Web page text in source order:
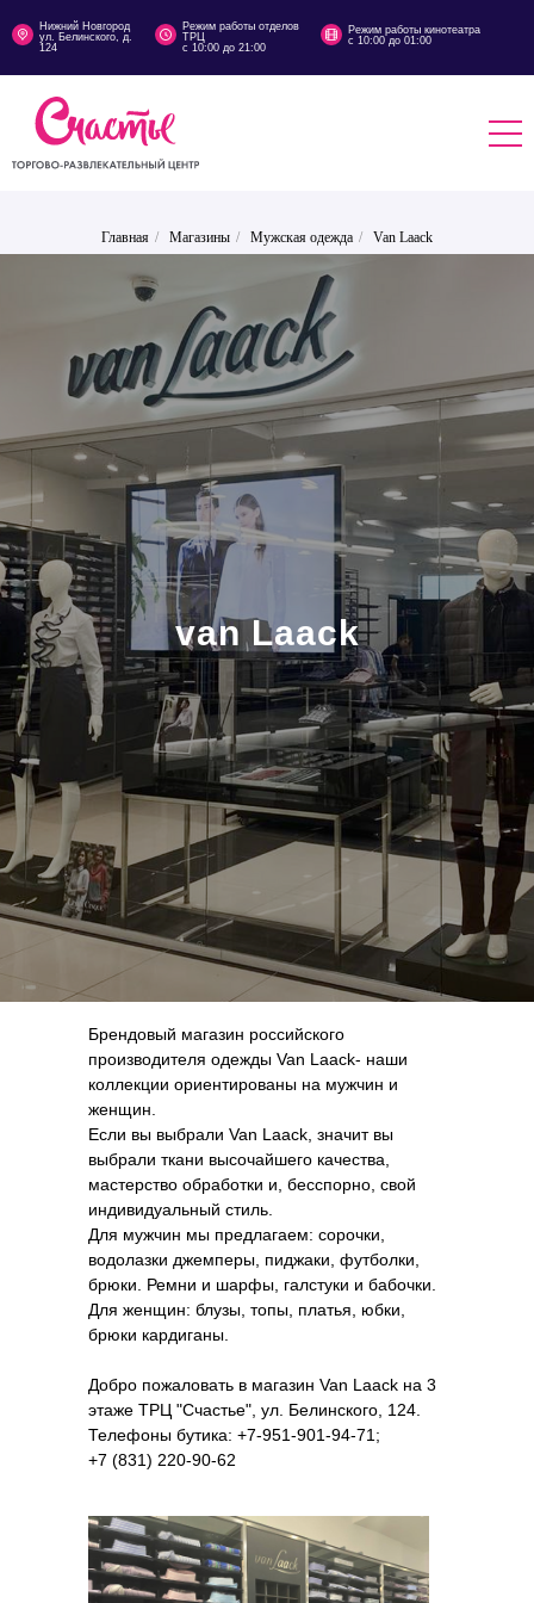
Режим работы отделов
ТРЦ
с 10:00 до 21:00
Режим работы кинотеатра
с 10:00 до 01:00
Нижний Новгород
ул. Белинского, д.
124
Главная / Магазины / Мужская одежда / Van Laack
van Laack
Брендовый магазин российского
производителя одежды Van Laack- наши
коллекции ориентированы на мужчин и
женщин.
Если вы выбрали Van Laack, значит вы
выбрали ткани высочайшего качества,
мастерство обработки и, бесспорно, свой
индивидуальный стиль.
Для мужчин мы предлагаем: сорочки,
водолазки джемперы, пиджаки, футболки,
брюки. Ремни и шарфы, галстуки и бабочки.
Для женщин: блузы, топы, платья, юбки,
брюки кардиганы.
Добро пожаловать в магазин Van Laack на 3
этаже ТРЦ "Счастье", ул. Белинского, 124.
Телефоны бутика: +7-951-901-94-71;
+7 (831) 220-90-62